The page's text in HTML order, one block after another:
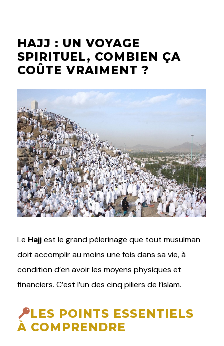
HAJJ : UN VOYAGE
SPIRITUEL, COMBIEN ÇA
COÛTE VRAIMENT ?
Le Hajjest le grand pèlerinage que tout musulman
doit accomplir au moins une fois dans sa vie, à
condition d’en avoir les moyens physiques et
financiers. C’est l’un des cinq piliers de l’islam.
LES POINTS ESSENTIELS
À COMPRENDRE